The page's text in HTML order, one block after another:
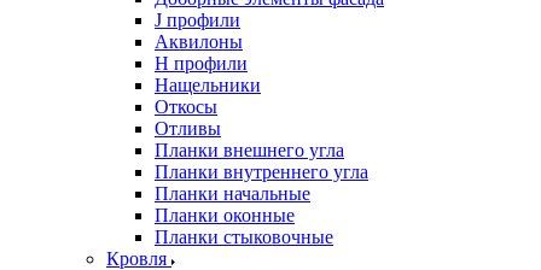
J профили
Аквилоны
Н профили
Нащельники
Откосы
Отливы
Планки внешнего угла
Планки внутреннего угла
Планки начальные
Планки оконные
Планки стыковочные
Кровля